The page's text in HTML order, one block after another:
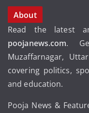
About
Read the latest
poojanews.com.
Muzaffarnagar,
covering politics,
and education.
Pooja News &